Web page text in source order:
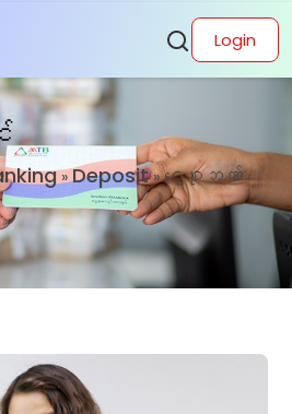
Login
»Deposit»ငွေစုဘဏ်